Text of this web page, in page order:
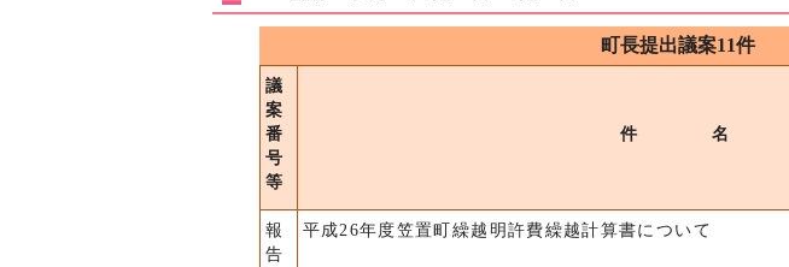
町長提出議案11件
議
案
番
号
等
件 名
報
告
平成26年度笠置町繰越明許費繰越計算書について